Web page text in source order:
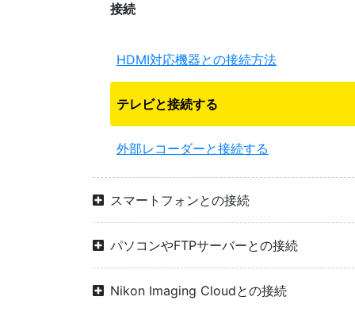
接続
HDMI対応機器との接続方法
テレビと接続する
外部レコーダーと接続する
スマートフォンとの接続
パソコンやFTPサーバーとの接続
Nikon Imaging Cloudとの接続